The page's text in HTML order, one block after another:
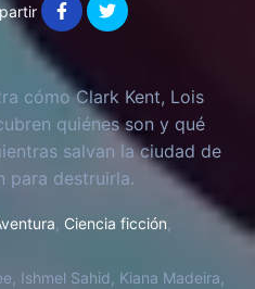
cómo Clark Kent, Lois
quiénes son y qué
salvan la ciudad de
para destruirla.
Ciencia ficción
Ishmel Sahid, Kiana Madeira,